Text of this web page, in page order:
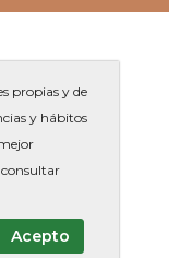
s/n
propias y de
y hábitos
Acepto